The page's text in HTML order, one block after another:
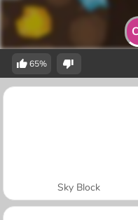
65%
Sky Block